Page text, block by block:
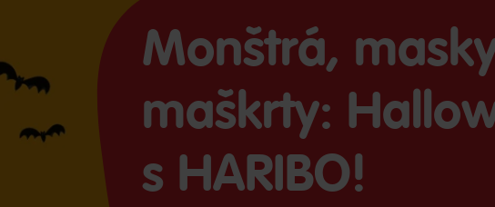
Monštrá,
maškrty:
s HARIBO!